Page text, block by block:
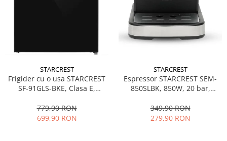
STARCREST
Frigider cu o usa STARCREST
SF-91GLS-BKE, Clasa E,
interioara, H 83 cm, Sticla
Neagra
779,90 RON
699,90 RON
STARCREST
Espressor STARCREST SEM-
850SLBK, 850W, 20 bar,
dispozitiv spumare, filtru
dublu din inox, Negru/Inox
349,90 RON
279,90 RON